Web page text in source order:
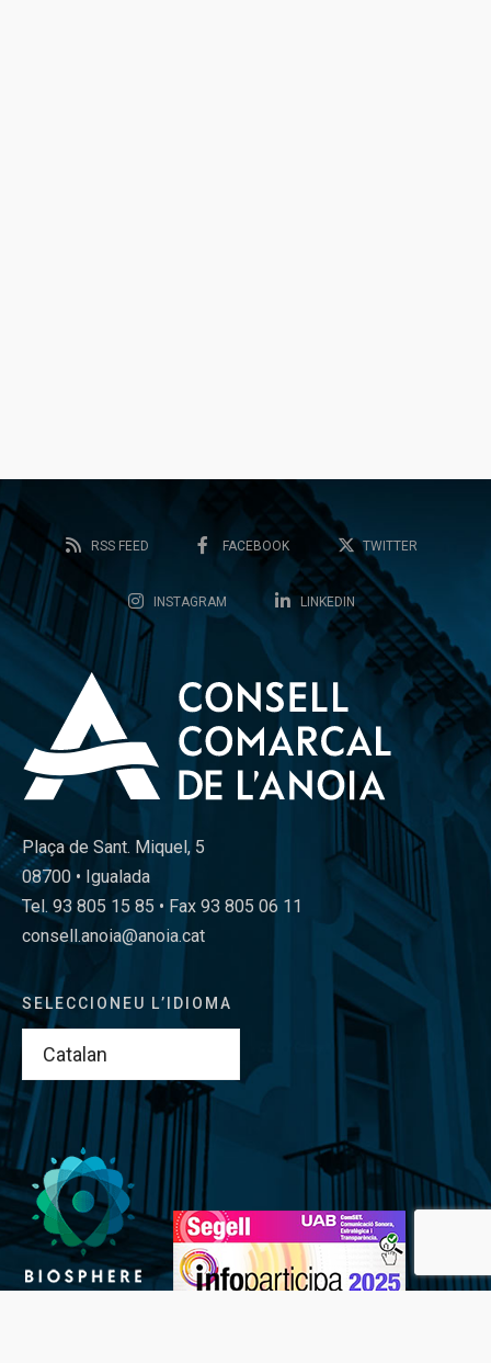
RSS FEED FACEBOOK TWITTER
INSTAGRAM LINKEDIN
Plaça de Sant. Miquel, 5
08700 • Igualada
Tel. 93 805 15 85 • Fax 93 805 06 11
consell.anoia@anoia.cat
SELECCIONEU L’IDIOMA